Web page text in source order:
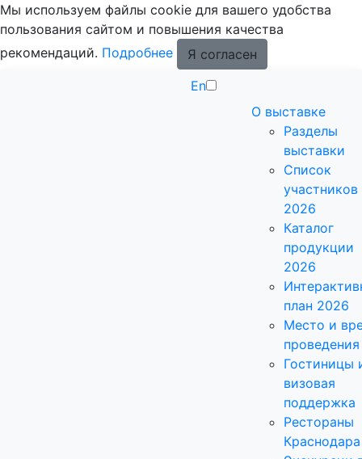
Мы используем файлы cookie для вашего удобства
пользования сайтом и повышения качества
рекомендаций. Подробнее
Я согласен
En
О выставке
Разделы
выставки
Список
участников
2026
Каталог
продукции
2026
план 2026
Место и
проведения
Гостиницы
визовая
поддержка
Рестораны
Краснодара